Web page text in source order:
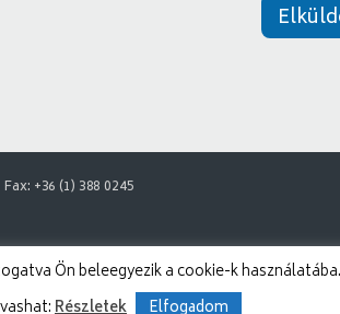
Fax: +36 (1) 388 0245
Ön beleegyezik a cookie-k használatába.
Részletek